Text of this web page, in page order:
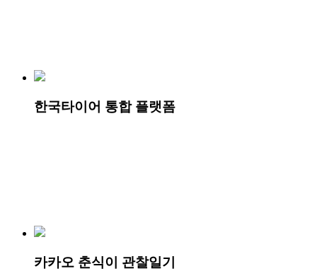
한국타이어 통합 플랫폼
카카오 춘식이 관찰일기